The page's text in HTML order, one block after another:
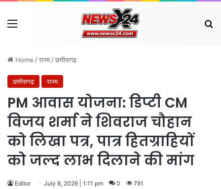
Menu
Home /राज्य /छत्तीसगढ़
छत्तीसगढ़ राज्य
PM आवास योजना: डिप्टी CM
विजय शर्मा ने शिवराज चौहान
को लिखा पत्र, पात्र हितग्राहियों
को जल्द लाभ दिलाने की मांग
Editor July 8, 2026 | 1:11 pm 0 791